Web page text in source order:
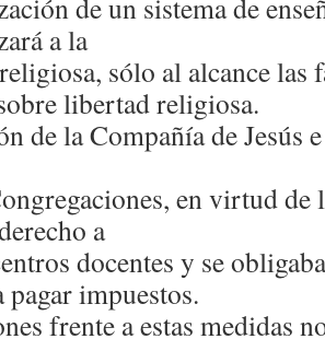
de un sistema de
a la
sólo al alcance las
libertad religiosa.
de la Compañía de Jesús
en virtud de
a
docentes y se
impuestos.
frente a estas medidas